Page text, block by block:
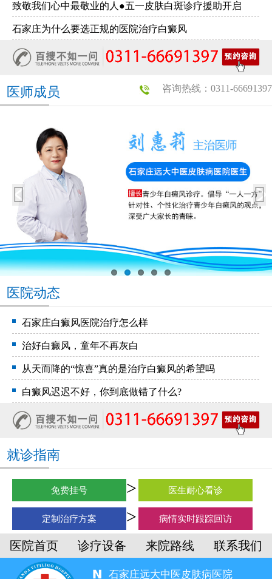
致敬我们心中最敬业的人●五一皮肤白斑诊疗援助开启
石家庄为什么要选正规的医院治疗白癜风
咨询热线：0311-66691397
医师成员
医院动态
石家庄白癜风医院治疗怎么样
治好白癜风，童年不再灰白
从天而降的“惊喜”真的是治疗白癜风的希望吗
白癜风迟迟不好，你到底做错了什么?
就诊指南
免费挂号 医生耐心看诊
定制治疗方案 病情实时跟踪回访
医院首页 诊疗设备 来院路线 联系我们
石家庄远大中医皮肤病医院